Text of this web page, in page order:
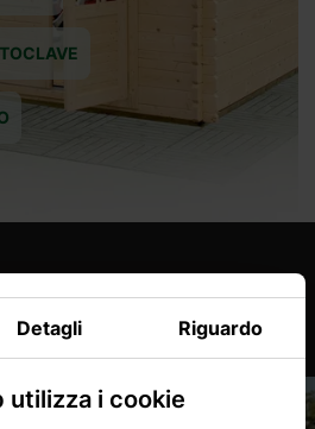
Detagli Riguardo
utilizza i cookie